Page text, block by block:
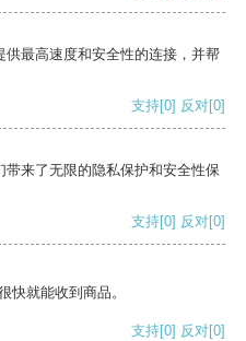
最高速度和安全性的连接，并帮
支持[0] 反对[0]
来了无限的隐私保护和安全性保
支持[0] 反对[0]
快就能收到商品。
支持[0] 反对[0]